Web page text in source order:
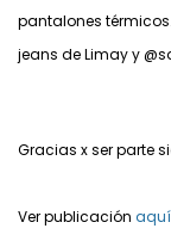
pantalones
jeans de Limay y
Gracias x ser parte
Ver publicación aquí